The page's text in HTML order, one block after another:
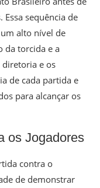
sequência de
alto nível de
da torcida e a
diretoria e os
de cada partida e
para alcançar os
os Jogadores
contra o
de demonstrar